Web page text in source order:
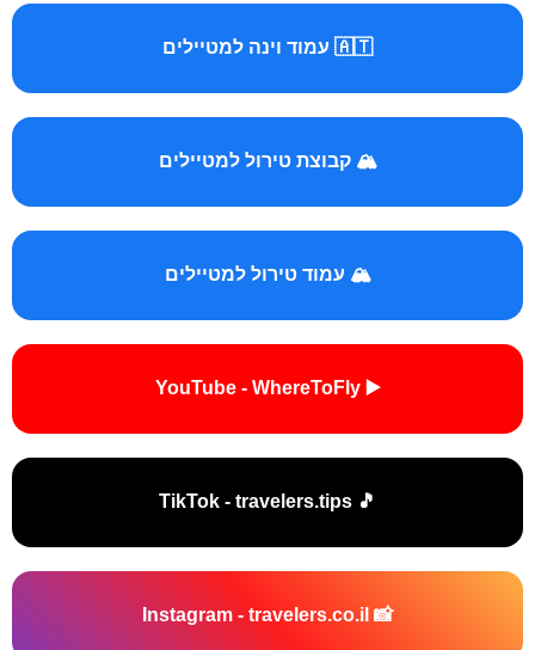
🇦🇹 עמוד וינה למטיילים
🏔️ קבוצת טירול למטיילים
🏔️ עמוד טירול למטיילים
▶️ YouTube - WhereToFly
🎵 TikTok - travelers.tips
📸 Instagram - travelers.co.il